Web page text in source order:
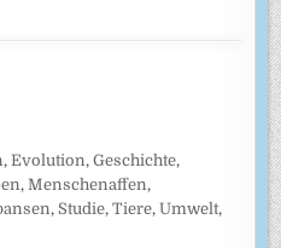
,Evolution,Geschichte,
, Menschenaffen,
, Studie,Tiere,Umwelt,